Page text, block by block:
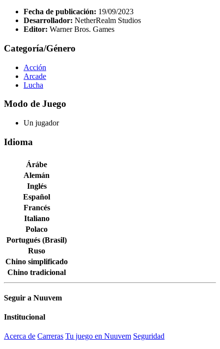
Fecha de publicación: 19/09/2023
Desarrollador: NetherRealm Studios
Editor: Warner Bros. Games
Categoría/Género
Acción
Arcade
Lucha
Modo de Juego
Un jugador
Idioma
Árábe
Alemán
Inglés
Español
Francés
Italiano
Polaco
Portugués (Brasil)
Ruso
Chino simplificado
Chino tradicional
Seguir a Nuuvem
Institucional
Acerca de Carreras Tu juego en Nuuvem Seguridad